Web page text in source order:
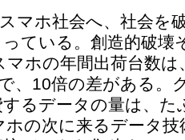
マホ社会へ、社会を
ている。創造的破壊
ホの年間出荷台数は
、10倍の差がある。
るデータの量は、た
の次に来るデータ技